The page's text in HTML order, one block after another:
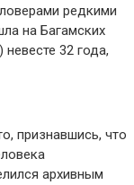
редкими
на Багамских
32 года,
признавшись, что
архивным